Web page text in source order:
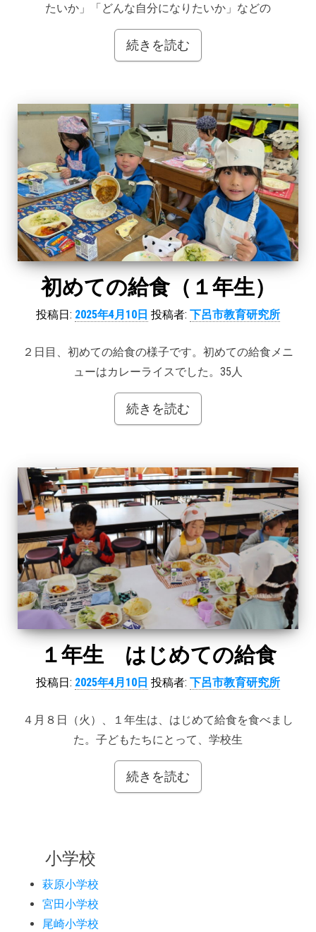
たいか」「どんな自分になりたいか」などの
続きを読む
初めての給食（１年生）
投稿日: 2025年4月10日 投稿者: 下呂市教育研究所
２日目、初めての給食の様子です。初めての給食メニ
ューはカレーライスでした。35人
続きを読む
１年生 はじめての給食
投稿日: 2025年4月10日 投稿者: 下呂市教育研究所
４月８日（火）、１年生は、はじめて給食を食べまし
た。子どもたちにとって、学校生
続きを読む
小学校
萩原小学校
宮田小学校
尾崎小学校